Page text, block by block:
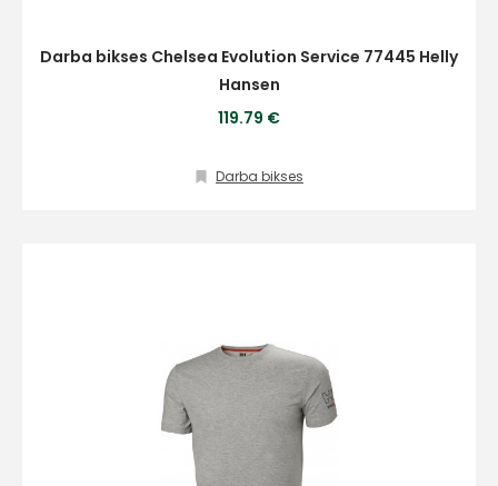
Darba bikses Chelsea Evolution Service 77445 Helly
Hansen
119.79 €
Darba bikses